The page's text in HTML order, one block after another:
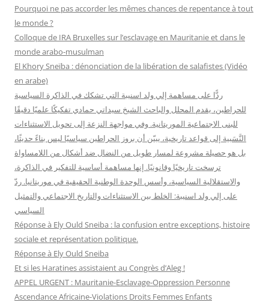
r
c
h
r
Pourquoi ne pas accorder les mêmes chances de repentance à tout
le monde ?
Colloque de IRA Bruxelles sur l’esclavage en Mauritanie et dans le
monde arabo-musulman
El Khory Sneïba : dénonciation de la libération de salafistes (Vidéo
en arabe)
ردًّا على مساهمة إلي ولد اسنيبة التي تشكك في الذاكرة السياسية
للحراطين، يقدم المحلل والباحث الشيخ سيداتي حمادي تفكيكًا علميًا دقيقًا
للبنى الاجتماعية الموريتانية. وفي مواجهة النزعة إلى تحويل الاستثناءات
النَّسَبية إلى قواعد تاريخية، يبيّن أن بروز الحراطين سياسيًا ليس بناءً حديثًا،
بل هو حصيلة مشروعة لمسار طويل من النضال ضد أشكال من اللامساواة
ترسخت تاريخيًا وقانونيًا. إنها مساهمة أساسية للتفكير في الذاكرة،
والاستقلالية السياسية، وأسس الوحدة الوطنية الحقيقية في موريتانيا. ردّ
على إلي ولد اسنيبة: الخلط بين الاستثناءات والتاريخ الاجتماعي والتمثيل
السياسي
Réponse à Ely Ould Sneiba : la confusion entre exceptions, histoire
sociale et représentation politique.
Réponse à Ely Ould Sneiba
Et si les Haratines assistaient au Congrès d’Aleg !
APPEL URGENT : Mauritanie-Esclavage-Oppression Personne
Ascendance Africaine-Violations Droits Femmes Enfants